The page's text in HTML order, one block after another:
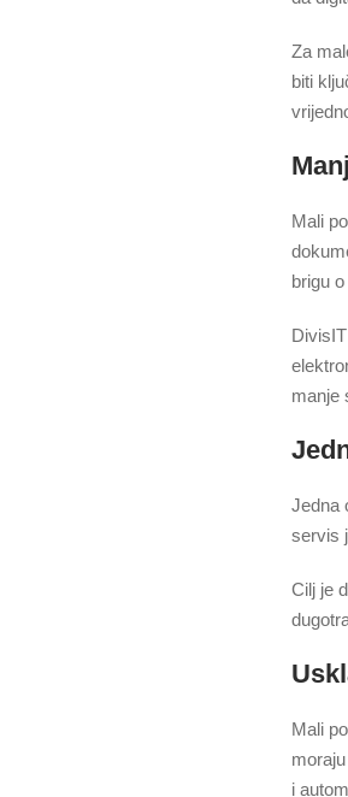
Za
biti
Mali
brigu
manje
Jedna
servis
Cilj je
Mali
i